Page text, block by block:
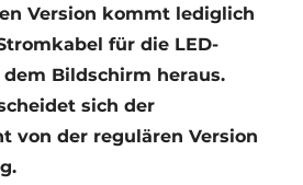
Version kommt lediglich
für die LED-
Bildschirm heraus.
sich der
von der regulären Version